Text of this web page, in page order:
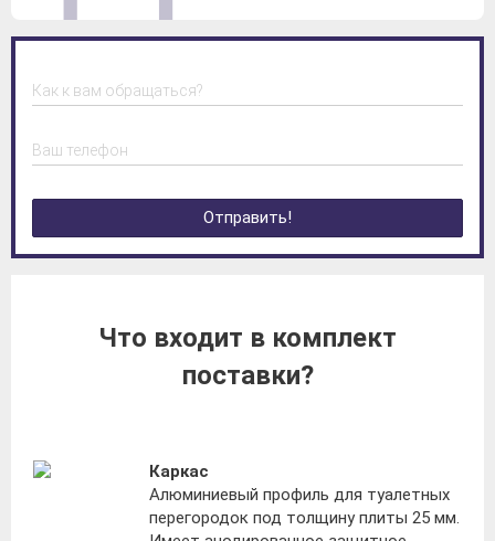
Как к вам обращаться?
Ваш телефон
Отправить!
Что входит в комплект
поставки?
Каркас
Алюминиевый профиль для туалетных
перегородок под толщину плиты 25 мм.